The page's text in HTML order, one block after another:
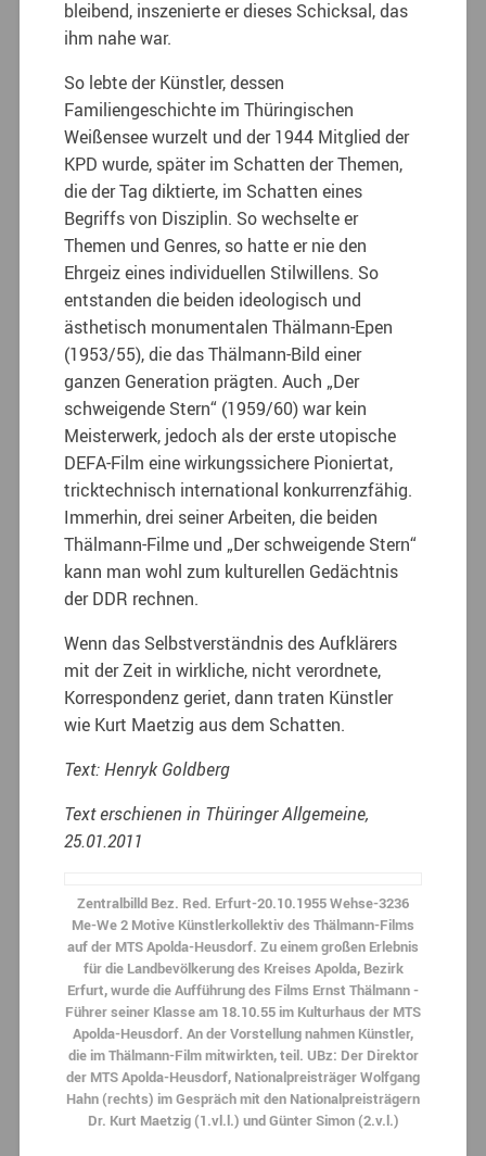
bleibend, inszenierte er dieses Schicksal, das
ihm nahe war.
So lebte der Künstler, dessen
Familiengeschichte im Thüringischen
Weißensee wurzelt und der 1944 Mitglied der
KPD wurde, später im Schatten der Themen,
die der Tag diktierte, im Schatten eines
Begriffs von Disziplin. So wechselte er
Themen und Genres, so hatte er nie den
Ehrgeiz eines individuellen Stilwillens. So
entstanden die beiden ideologisch und
ästhetisch monumentalen Thälmann-Epen
(1953/55), die das Thälmann-Bild einer
ganzen Generation prägten. Auch „Der
schweigende Stern“ (1959/60) war kein
Meisterwerk, jedoch als der erste utopische
DEFA-Film eine wirkungssichere Pioniertat,
tricktechnisch international konkurrenzfähig.
Immerhin, drei seiner Arbeiten, die beiden
Thälmann-Filme und „Der schweigende Stern“
kann man wohl zum kulturellen Gedächtnis
der DDR rechnen.
Wenn das Selbstverständnis des Aufklärers
mit der Zeit in wirkliche, nicht verordnete,
Korrespondenz geriet, dann traten Künstler
wie Kurt Maetzig aus dem Schatten.
Text: Henryk Goldberg
Text erschienen in Thüringer Allgemeine,
25.01.2011
Zentralbilld Bez. Red. Erfurt-20.10.1955 Wehse-3236
Me-We 2 Motive Künstlerkollektiv des Thälmann-Films
auf der MTS Apolda-Heusdorf. Zu einem großen Erlebnis
für die Landbevölkerung des Kreises Apolda, Bezirk
Erfurt, wurde die Aufführung des Films Ernst Thälmann -
Führer seiner Klasse am 18.10.55 im Kulturhaus der MTS
Apolda-Heusdorf. An der Vorstellung nahmen Künstler,
die im Thälmann-Film mitwirkten, teil. UBz: Der Direktor
der MTS Apolda-Heusdorf, Nationalpreisträger Wolfgang
Hahn (rechts) im Gespräch mit den Nationalpreisträgern
Dr. Kurt Maetzig (1.vl.l.) und Günter Simon (2.v.l.)